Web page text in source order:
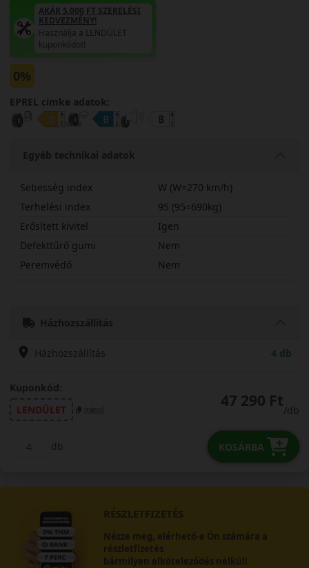
AKÁR 5.000 FT SZERELÉSI
KEDVEZMÉNY!
Használja a LENDÜLET
kuponkódot!
0%
EPREL cimke adatok:
Egyéb technikai adatok
Sebesség index
W (W=270 km/h)
Terhelési index
95 (95=690kg)
Erősített kivitel
Igen
Defekttűrő gumi
Nem
Peremvédő
Nem
Házhozszállítás
Házhozszállítás 4 db
Kuponkód:
LENDÜLET
másol 47 290 Ft
/db
db KOSÁRBA
RÉSZLETFIZETÉS
Nézze meg, elérhető-e Ön számára a
részletfizetés
bármilyen elköteleződés nélkül!